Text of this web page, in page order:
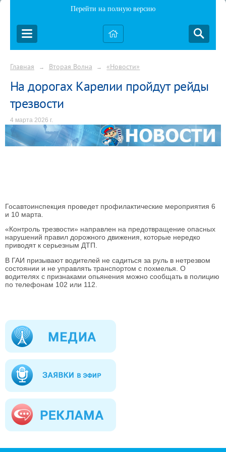
Перейти на полную версию
Главная → Вторая Волна → «Новости»
На дорогах Карелии пройдут рейды
трезвости
4 марта 2026 г.
Госавтоинспекция проведет профилактические мероприятия 6
и 10 марта.
«Контроль трезвости» направлен на предотвращение опасных
нарушений правил дорожного движения, которые нередко
приводят к серьезным ДТП.
В ГАИ призывают водителей не садиться за руль в нетрезвом
состоянии и не управлять транспортом с похмелья. О
водителях с признаками опьянения можно сообщать в полицию
по телефонам 102 или 112.